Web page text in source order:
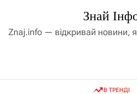
д
Знай
Znaj.info — відкривай новини,
В ТРЕНДІ